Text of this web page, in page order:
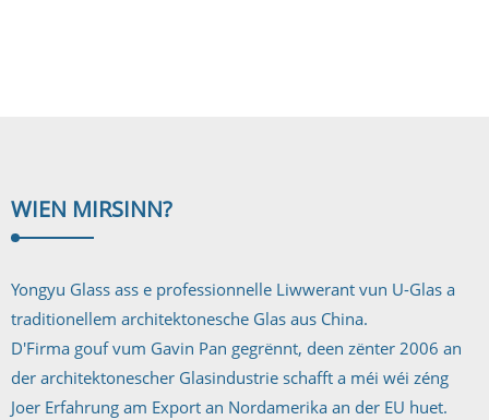
WIEN MIRSINN?
Yongyu Glass ass e professionnelle Liwwerant vun U-Glas a
traditionellem architektonesche Glas aus China.
D'Firma gouf vum Gavin Pan gegrënnt, deen zënter 2006 an
der architektonescher Glasindustrie schafft a méi wéi zéng
Joer Erfahrung am Export an Nordamerika an der EU huet.